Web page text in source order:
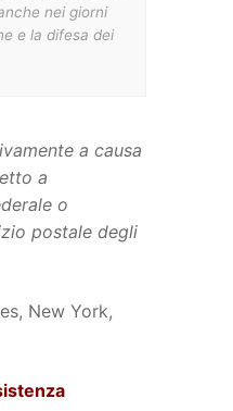
nei giorni
e la difesa dei
a causa
a
o
postale degli
New York,